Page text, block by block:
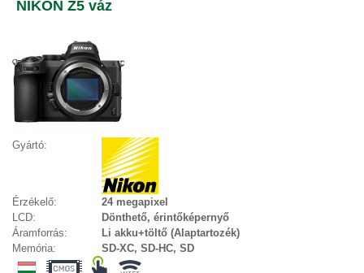
NIKON Z5 váz
Gyártó:
Érzékelő:
24 megapixel
LCD:
Dönthető, érintőképernyő
Áramforrás:
Li akku+töltő (Alaptartozék)
Memória:
SD-XC, SD-HC, SD